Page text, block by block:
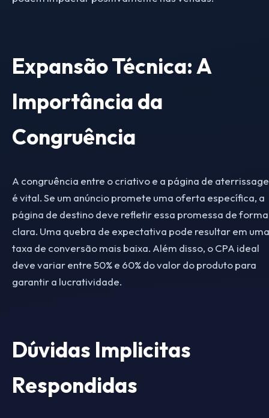
Expansão Técnica: A
Importância da
Congruência
A congruência entre o criativo e a página de
é vital. Se um anúncio promete uma oferta específica, a
página de destino deve refletir essa promessa de forma
clara. Uma quebra de expectativa pode resultar em uma
taxa de conversão mais baixa. Além disso, o CPA ideal
deve variar entre 50% e 60% do valor do produto para
garantir a lucratividade.
Dúvidas Implicitas
Respondidas